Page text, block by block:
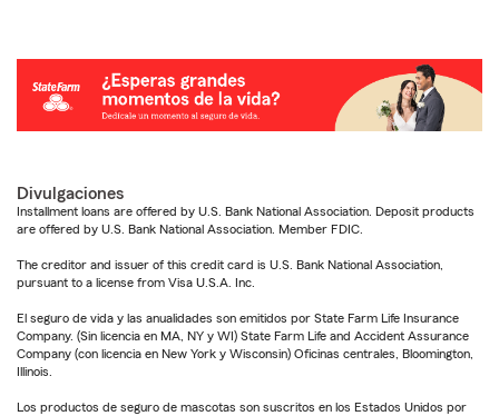
Divulgaciones
Installment loans are offered by U.S. Bank National Association. Deposit products
are offered by U.S. Bank National Association. Member FDIC.
The creditor and issuer of this credit card is U.S. Bank National Association,
pursuant to a license from Visa U.S.A. Inc.
El seguro de vida y las anualidades son emitidos por State Farm Life Insurance
Company. (Sin licencia en MA, NY y WI) State Farm Life and Accident Assurance
Company (con licencia en New York y Wisconsin) Oficinas centrales, Bloomington,
Illinois.
Los productos de seguro de mascotas son suscritos en los Estados Unidos por